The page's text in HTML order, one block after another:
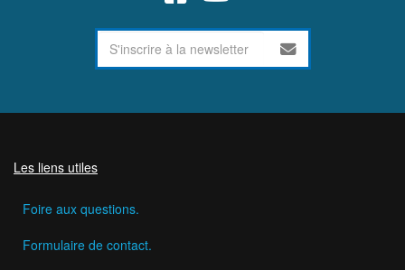
Les liens utiles
Foire aux questions.
Formulaire de contact.